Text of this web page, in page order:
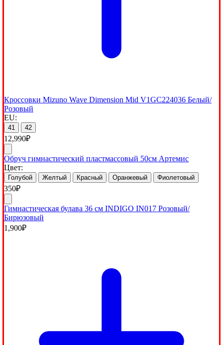
Кроссовки Mizuno Wave Dimension Mid V1GC224036 Белый/
Розовый
EU:
41 42
12,990₽
Обруч гимнастический пластмассовый 50см Артемис
Цвет:
Голубой Желтый Красный Оранжевый Фиолетовый
350₽
Гимнастическая булава 36 см INDIGO IN017 Розовый/
Бирюзовый
1,900₽